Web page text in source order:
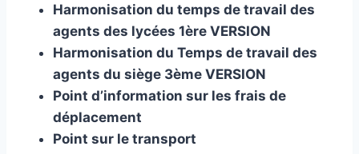
Harmonisation du temps de travail des
agents des lycées 1ère VERSION
Harmonisation du Temps de travail des
agents du siège 3ème VERSION
Point d’information sur les frais de
déplacement
Point sur le transport